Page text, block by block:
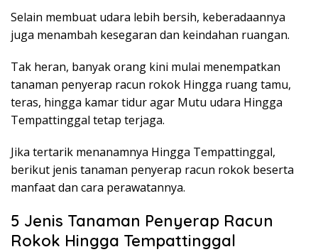
Selain membuat udara lebih bersih, keberadaannya
juga menambah kesegaran dan keindahan ruangan.
Tak heran, banyak orang kini mulai menempatkan
tanaman penyerap racun rokok Hingga ruang tamu,
teras, hingga kamar tidur agar Mutu udara Hingga
Tempattinggal tetap terjaga.
Jika tertarik menanamnya Hingga Tempattinggal,
berikut jenis tanaman penyerap racun rokok beserta
manfaat dan cara perawatannya.
5 Jenis Tanaman Penyerap Racun
Rokok Hingga Tempattinggal